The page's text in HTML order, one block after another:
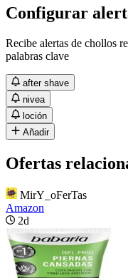
Configurar
Recibe alertas de chollos
palabras clave
after shave
nivea
loción
Añadir
Ofertas
MirY_oFerTas
Amazon
2d